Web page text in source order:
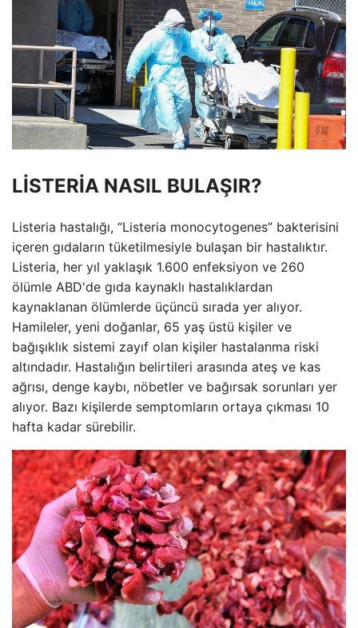
LİSTERİA NASIL BULAŞIR?
Listeria hastalığı, “Listeria monocytogenes” bakterisini
içeren gıdaların tüketilmesiyle bulaşan bir hastalıktır.
Listeria, her yıl yaklaşık 1.600 enfeksiyon ve 260
ölümle ABD'de gıda kaynaklı hastalıklardan
kaynaklanan ölümlerde üçüncü sırada yer alıyor.
Hamileler, yeni doğanlar, 65 yaş üstü kişiler ve
bağışıklık sistemi zayıf olan kişiler hastalanma riski
altındadır. Hastalığın belirtileri arasında ateş ve kas
ağrısı, denge kaybı, nöbetler ve bağırsak sorunları yer
alıyor. Bazı kişilerde semptomların ortaya çıkması 10
hafta kadar sürebilir.